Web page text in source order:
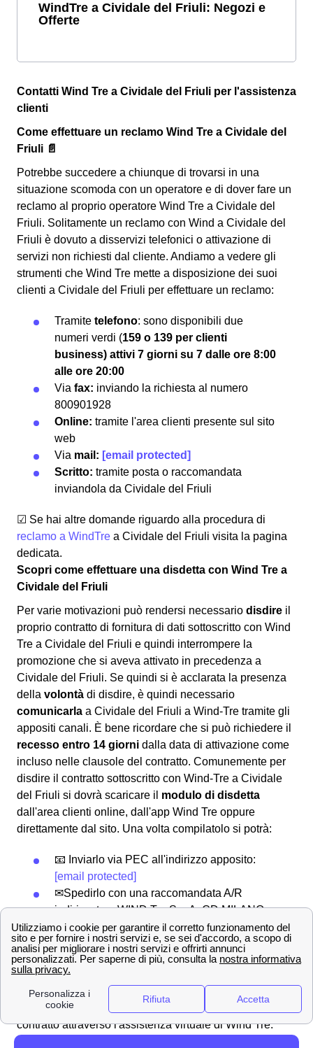
WindTre a Cividale del Friuli: Negozi e
Offerte
Contatti Wind Tre a Cividale del Friuli per l'assistenza
clienti
Come effettuare un reclamo Wind Tre a Cividale del
Friuli 📄
Potrebbe succedere a chiunque di trovarsi in una
situazione scomoda con un operatore e di dover fare un
reclamo al proprio operatore Wind Tre a Cividale del
Friuli. Solitamente un reclamo con Wind a Cividale del
Friuli è dovuto a disservizi telefonici o attivazione di
servizi non richiesti dal cliente. Andiamo a vedere gli
strumenti che Wind Tre mette a disposizione dei suoi
clienti a Cividale del Friuli per effettuare un reclamo:
Tramite telefono: sono disponibili due
numeri verdi (159 o 139 per clienti
business) attivi 7 giorni su 7 dalle ore 8:00
alle ore 20:00
Via fax: inviando la richiesta al numero
800901928
Online: tramite l'area clienti presente sul sito
web
Via mail: [email protected]
Scritto: tramite posta o raccomandata
inviandola da Cividale del Friuli
☑ Se hai altre domande riguardo alla procedura di
reclamo a WindTre a Cividale del Friuli visita la pagina
dedicata.
Scopri come effettuare una disdetta con Wind Tre a
Cividale del Friuli
Per varie motivazioni può rendersi necessario disdire il
proprio contratto di fornitura di dati sottoscritto con Wind
Tre a Cividale del Friuli e quindi interrompere la
promozione che si aveva attivato in precedenza a
Cividale del Friuli. Se quindi si è acclarata la presenza
della volontà di disdire, è quindi necessario
comunicarla a Cividale del Friuli a Wind-Tre tramite gli
appositi canali. È bene ricordare che si può richiedere il
recesso entro 14 giorni dalla data di attivazione come
incluso nelle clausole del contratto. Comunemente per
disdire il contratto sottoscritto con Wind-Tre a Cividale
del Friuli si dovrà scaricare il modulo di disdetta
dall'area clienti online, dall'app Wind Tre oppure
direttamente dal sito. Una volta compilatolo si potrà:
📧 Inviarlo via PEC all'indirizzo apposito:
[email protected]
✉Spedirlo con una raccomandata A/R
indirizzata a WIND Tre S.p.A. CD MILANO
recapito Baggio CP 159 Milano (MI) 20152
In alternativa, è anche possibile disdire con WindTre a
Cividale del Friuli chiamando il servizio clienti al 159
oppure comunicandolo direttamente ad un operatore. È
bene ricordare che
non è possibile disdire
contratto attraverso l'assistenza virtuale di Wind Tre: